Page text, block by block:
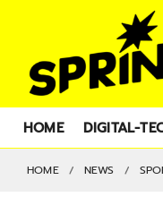
HOME DIGITAL-
HOME NEWS